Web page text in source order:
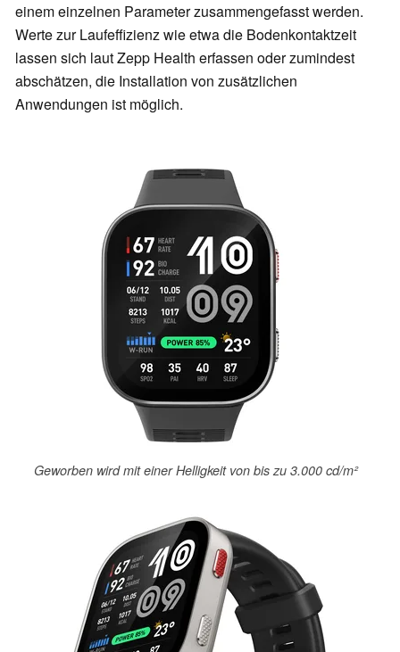
einem einzelnen Parameter zusammengefasst werden.
Werte zur Laufeffizienz wie etwa die Bodenkontaktzeit
lassen sich laut Zepp Health erfassen oder zumindest
abschätzen, die Installation von zusätzlichen
Anwendungen ist möglich.
Geworben wird mit einer Helligkeit von bis zu 3.000 cd/m²